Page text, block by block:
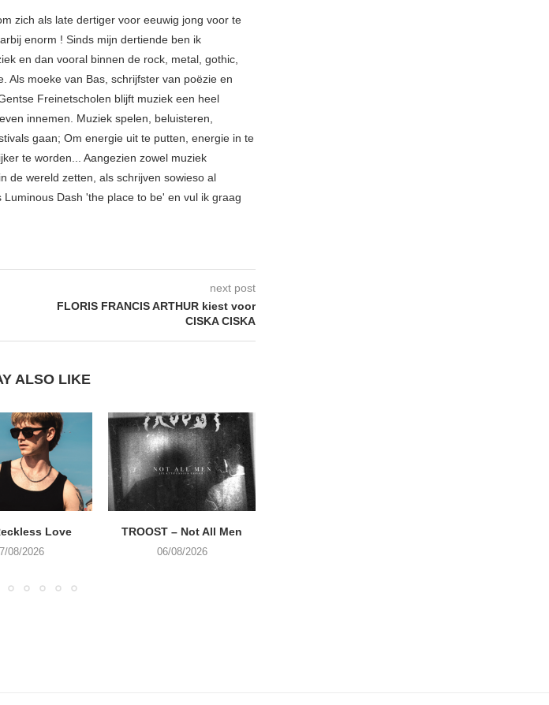
zich als late dertiger voor eeuwig jong voor te
enorm ! Sinds mijn dertiende ben ik
en dan vooral binnen de rock, metal, gothic,
Als moeke van Bas, schrijfster van poëzie en
Freinetscholen blijft muziek een heel
innemen. Muziek spelen, beluisteren,
gaan; Om energie uit te putten, energie in te
te worden... Aangezien zowel muziek
de wereld zetten, als schrijven sowieso al
Luminous Dash 'the place to be' en vul ik graag
next post
FLORIS FRANCIS ARTHUR kiest voor
CISKA CISKA
ALSO LIKE
Love
08/2026
TROOST – Not All Men
06/08/2026